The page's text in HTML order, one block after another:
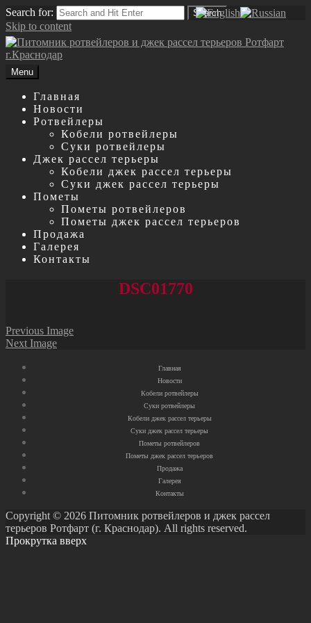
Search for: Search
Skip to content
Menu
Главная
Новости
Ротвейлеры
Кобели ротвейлеры
Суки ротвейлеры
Джек рассел терьеры
Кобели джек рассел терьеры
Суки джек рассел терьеры
Пометы
Пометы ротвейлеров
Пометы джек рассел терьеров
Продажа
Галерея
Контакты
DSC01770
Previous Image
Next Image
Главная
Новости
Кобели ротвейлеры
Суки ротвейлеры
Кобели джек рассел терьеры
Суки джек рассел терьеры
Пометы ротвейлеров
Пометы джек рассел терьеров
Продажа
Галерея
Контакты
Copyright © 2026 Питомник ротвейлеров и джек рассел
терьеров Ротфарт (г. Краснодар). All rights reserved.
Прокрутка вверх